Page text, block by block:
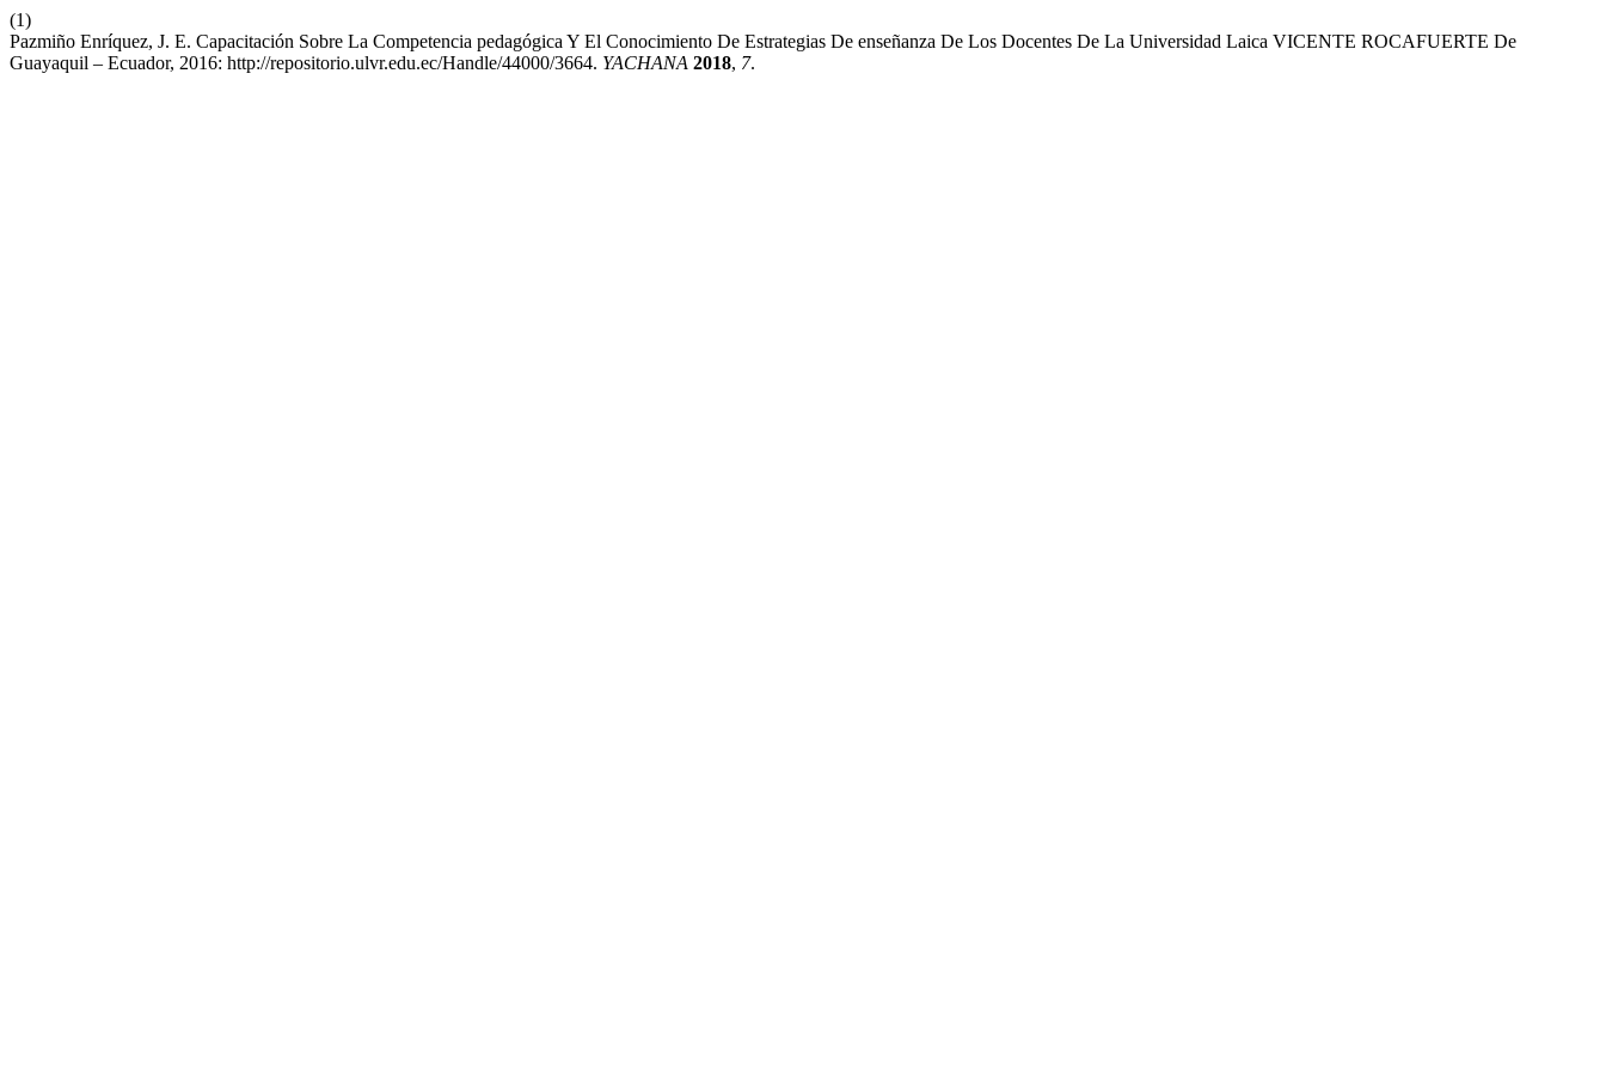
(1)
Pazmiño Enríquez, J. E. Capacitación Sobre La Competencia pedagógica Y El Conocimiento De Estrategias De enseñanza De Los Docentes De La Universidad Laica VICENTE ROCAFUERTE De
Guayaquil – Ecuador, 2016: http://repositorio.ulvr.edu.ec/Handle/44000/3664. YACHANA 2018, 7.